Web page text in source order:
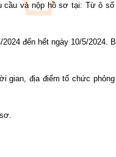
và nộp hồ sơ tại: Từ ô
đến hết ngày 10/5/2024.
gian, địa điểm tổ chức